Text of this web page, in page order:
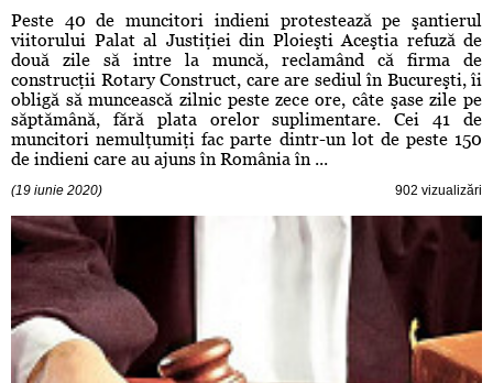
Peste 40 de muncitori indieni protestează pe şantierul
viitorului Palat al Justiţiei din Ploieşti Aceştia refuză de
două zile să intre la muncă, reclamând că firma de
construcţii Rotary Construct, care are sediul în Bucureşti, îi
obligă să muncească zilnic peste zece ore, câte şase zile pe
săptămână, fără plata orelor suplimentare. Cei 41 de
muncitori nemulţumiţi fac parte dintr-un lot de peste 150
de indieni care au ajuns în România în ...
(19 iunie 2020) 902 vizualizări